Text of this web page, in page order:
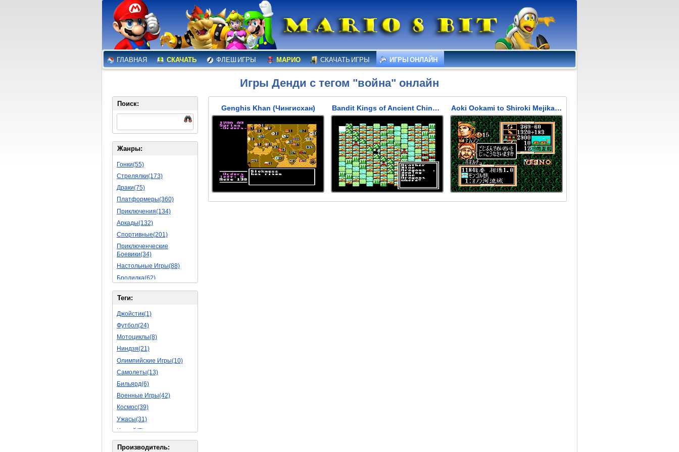
ГЛАВНАЯ СКАЧАТЬ ФЛЕШ ИГРЫ МАРИО СКАЧАТЬ ИГРЫ ИГРЫ ОНЛАЙН
Игры Денди с тегом "война" онлайн
Genghis Khan (Чингисхан) Bandit Kings of Ancient China (Король Бандитов Древнего Китая) Aoki Ookami to Shiroki Mejika - Genchou Hishi (Тайная история)
Поиск:
Жанры:
Гонки(55)
Стрелялки(173)
Драки(75)
Платформеры(360)
Приключения(134)
Аркады(132)
Спортивные(201)
Приключенческие
Боевики(34)
Настольные Игры(88)
Бродилка(62)
Стратегии(77)
Боевые RPG(50)
Симуляторы(31)
Леталки(24)
Симуляторы Жизни(76)
Уникальный(29)
Логические Игры(35)
Азартные(45)
Ролевые Игры(176)
Боевик(10)
Головоломка(11)
Rpg(14)
Пошаговые Игры(22)
Пазлы(82)
Теги:
Джойстик(1)
Футбол(24)
Мотоциклы(8)
Ниндзя(21)
Олимпийские Игры(10)
Самолеты(13)
Бильярд(6)
Военные Игры(42)
Космос(39)
Ужасы(31)
Хоккей(7)
Вертолет(13)
Производитель: